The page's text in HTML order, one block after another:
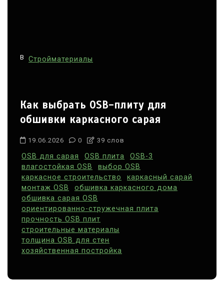
В Стройматериалы
Как выбрать OSB-плиту для
обшивки каркасного сарая
19.06.2026 0 39 слов
OSB для сарая OSB плита
OSB-3
влагостойкая OSB
выбор OSB
каркасное строительство
каркасный сарай
монтаж OSB
обшивка каркасного дома
обшивка сарая OSB
ориентированно-стружечная плита
прочность OSB плит
строительные материалы
толщина OSB для стен
хозяйственная постройка